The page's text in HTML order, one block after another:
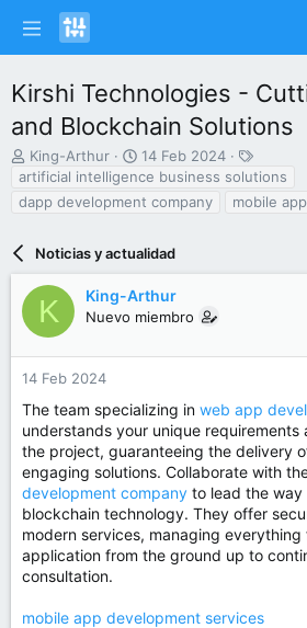
Kirshi Technologies -
and Blockchain Solutions
I
n
d
o
d
e
m
a
King-Arthur
F
e
c
d
e
i
n
14 Feb 2024
E
t
i
t
artificial intelligence business solutions
dapp development company
mobile
Noticias y actualidad
K King-Arthur
Nuevo miembro
14 Feb 2024
The team specializing in web app
understands your unique
the project, guaranteeing the delivery
engaging solutions. Collaborate with
development company to lead the way
blockchain technology. They offer
modern services, managing
application from the ground up to
consultation.
mobile app development services